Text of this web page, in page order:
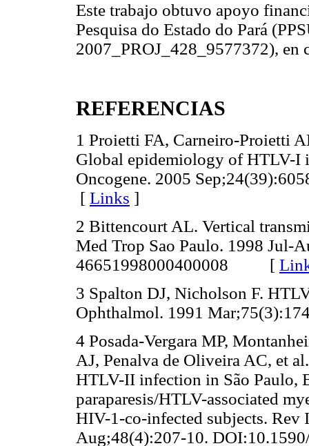
Este trabajo obtuvo apoyo
Pesquisa do Estado do Pará
2007_PROJ_428_9577372), en
REFERENCIAS
1 Proietti FA, Carneiro-Proietti
Global epidemiology of HTLV-I
Oncogene. 2005
[ Links ]
2 Bittencourt AL. Vertical
Med Trop Sao Paulo. 1998 Jul-
46651998000400008
[
3 Spalton DJ, Nicholson F.
Ophthalmol. 1991
4 Posada-Vergara MP,
AJ, Penalva de Oliveira AC, et
HTLV-II infection in São Paulo,
paraparesis/HTLV-associated
HIV-1-co-infected subjects. Rev
Aug;48(4):207-10.